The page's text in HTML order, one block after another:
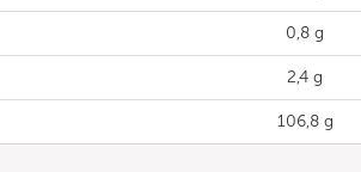
0,8 g
2,4 g
106,8 g